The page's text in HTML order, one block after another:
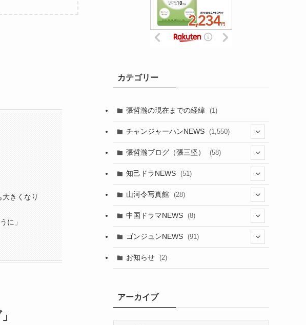
きくなり
に」
カテゴリー
張哲瀚の現在までの経緯 (1)
チャンジャーハンNEWS (1,550)
(7)
(29)
(20)
(21)
(21)
張哲瀚ブログ（張三坚） (58)
(14)
知己ドラNEWS (51)
(42)
(5)
(1)
山河令写真館 (28)
(17)
(3)
(2)
中国ドラマNEWS (8)
(1)
(6)
ゴンジュンNEWS (91)
お知らせ (2)
アーカイブ